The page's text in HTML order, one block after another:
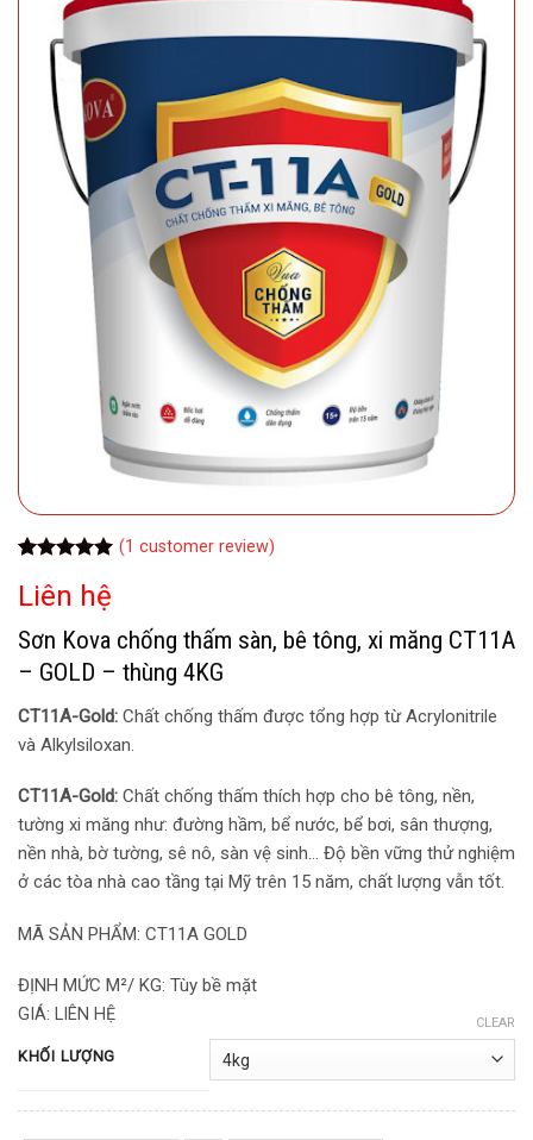
out of 5
customer
rating
(1 customer review)
Liên hệ
Sơn Kova chống thấm sàn, bê tông, xi măng CT11A
– GOLD – thùng 4KG
CT11A-Gold: Chất chống thấm được tổng hợp từ Acrylonitrile
và Alkylsiloxan.
CT11A-Gold: Chất chống thấm thích hợp cho bê tông, nền,
tường xi măng như: đường hầm, bể nước, bể bơi, sân thượng,
nền nhà, bờ tường, sê nô, sàn vệ sinh… Độ bền vững thử nghiệm
ở các tòa nhà cao tầng tại Mỹ trên 15 năm, chất lượng vẫn tốt.
MÃ SẢN PHẨM: CT11A GOLD
ĐỊNH MỨC M²/ KG: Tùy bề mặt
GIÁ: LIÊN HỆ
KHỐI LƯỢNG
CLEAR